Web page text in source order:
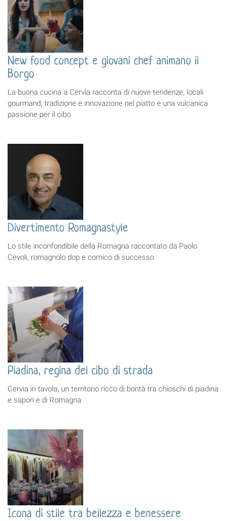
New food concept e giovani chef animano il
Borgo
La buona cucina a Cervia racconta di nuove tendenze, locali
gourmand, tradizione e innovazione nel piatto e una vulcanica
passione per il cibo
Divertimento Romagnastyle
Lo stile inconfondibile della Romagna raccontato da Paolo
Cevoli, romagnolo dop e comico di successo
Piadina, regina del cibo di strada
Cervia in tavola, un territorio ricco di bontà tra chioschi di piadina
e sapori e di Romagna
Icona di stile tra bellezza e benessere